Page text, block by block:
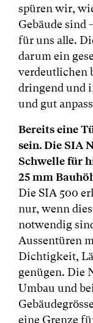
spüren wir,
Gebäude sind
für uns alle.
darum ein
verdeutlichen
dringend und
und gut
Bereits eine
sein. Die SIA
Schwelle für
25 mm
Die SIA 500
nur, wenn
notwendig
Aussentüren
Dichtigkeit,
genügen. Die
Umbau und
eine Grenze